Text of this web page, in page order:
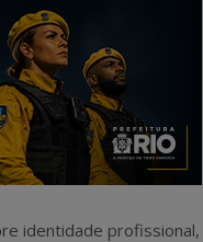
identidade profissional,